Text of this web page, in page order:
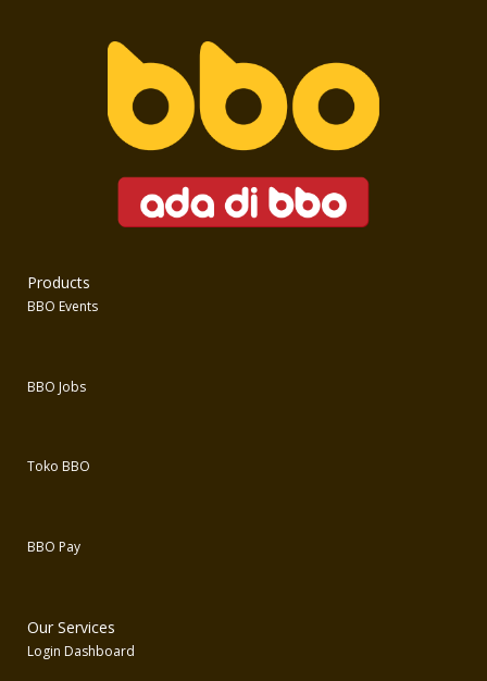
Products
BBO Events
BBO Jobs
Toko BBO
BBO Pay
Our Services
Login Dashboard